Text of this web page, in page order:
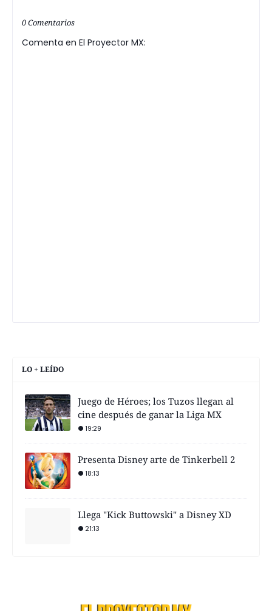
0 Comentarios
Comenta en El Proyector MX:
LO + LEÍDO
Juego de Héroes; los Tuzos llegan al
cine después de ganar la Liga MX
19:29
Presenta Disney arte de Tinkerbell 2
18:13
Llega "Kick Buttowski" a Disney XD
21:13